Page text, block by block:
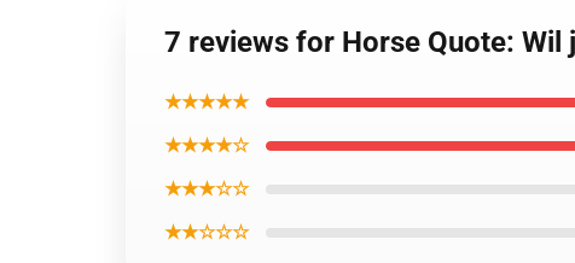
7 reviews for Horse Quote:
★★★★★
★★★★☆
★★★☆☆
★★☆☆☆